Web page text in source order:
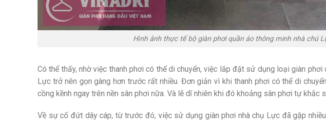
Hình ảnh thực tế bộ giàn phơi quần áo thông minh nhà chú
Có thể thấy, nhờ việc thanh phơi có thể di chuyển, việc lắp đặt sử dụng loại giàn phơi
Lực trở nên gọn gàng hơn trước rất nhiều. Đơn giản vì khi thanh phơi có thể di
cồng kềnh ngay trên nền sân phơi nữa. Và lẽ dĩ nhiên khi đó khoảng sân phơi tự khắc
Về sự cố đứt dây cáp, từ trước đó, việc sử dụng giàn phơi nhà chụ Lực đã gặp